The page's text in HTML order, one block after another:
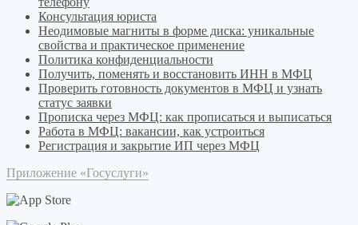
Консультация юриста
Неодимовые магниты в форме диска: уникальные
свойства и практическое применение
Политика конфиденциальности
Получить, поменять и восстановить ИНН в МФЦ
Проверить готовность документов в МФЦ и узнать
статус заявки
Прописка через МФЦ: как прописаться и выписаться
Работа в МФЦ: вакансии, как устроиться
Регистрация и закрытие ИП через МФЦ
Приложение «Госуслуги»